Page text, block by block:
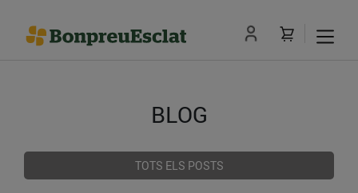
BLOG
TOTS ELS POSTS